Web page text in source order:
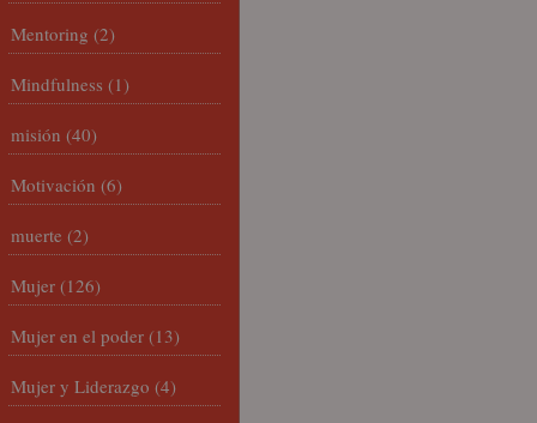
Mentoring (2)
Mindfulness (1)
misión (40)
Motivación (6)
muerte (2)
Mujer (126)
Mujer en el poder (13)
Mujer y Liderazgo (4)